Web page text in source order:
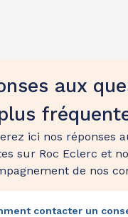
aux
ici nos réponses
sur Roc Eclerc et
de nos
contacter un